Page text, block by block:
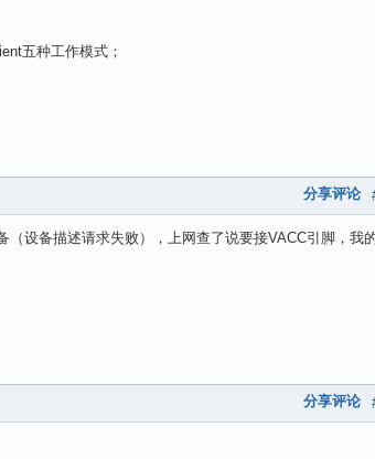
五种工作模式；
分享评论
设备描述请求失败），上网查了说要接VACC引脚，我
分享评论